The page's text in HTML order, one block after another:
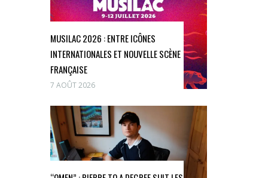
MUSILAC 2026 : ENTRE ICÔNES
INTERNATIONALES ET NOUVELLE SCÈNE
FRANÇAISE
7 AOÛT 2026